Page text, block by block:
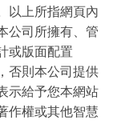
以上所指網頁內
公司所擁有、管
或版面配置
否則本公司提供
示給予您本網站
作權或其他智慧